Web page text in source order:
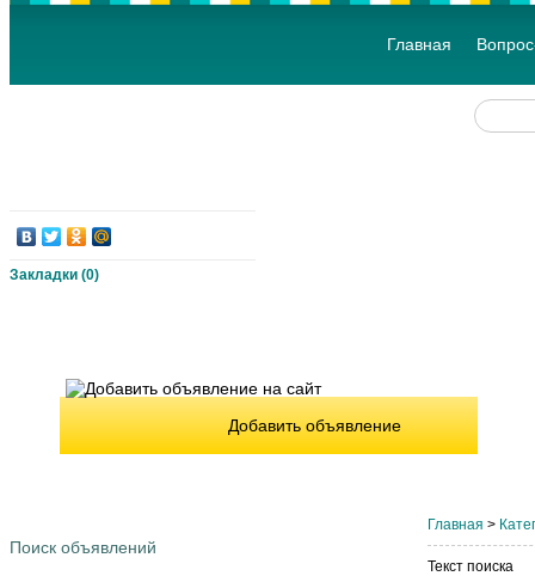
Главная
Закладки (0)
Добавить объявление
Поиск объявлений
Главная >
Текст поиска